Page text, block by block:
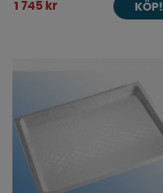
1 745 kr KÖP!